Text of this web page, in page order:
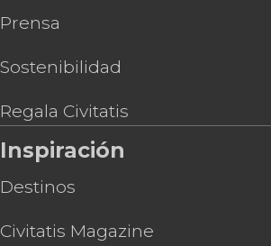
Prensa
Sostenibilidad
Regala Civitatis
Inspiración
Destinos
Civitatis Magazine